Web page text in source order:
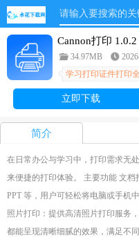
Cannon打印 1.0.2
34.97MB
学习打印证件打印
立即下载
简介
在日常办公与学习中，打印需求无
来便捷的打印体验。 主要功能 文档
PPT 等，用户可轻松将电脑或手机
照片打印：提供高清照片打印服务
都能呈现清晰细腻的效果，满足不